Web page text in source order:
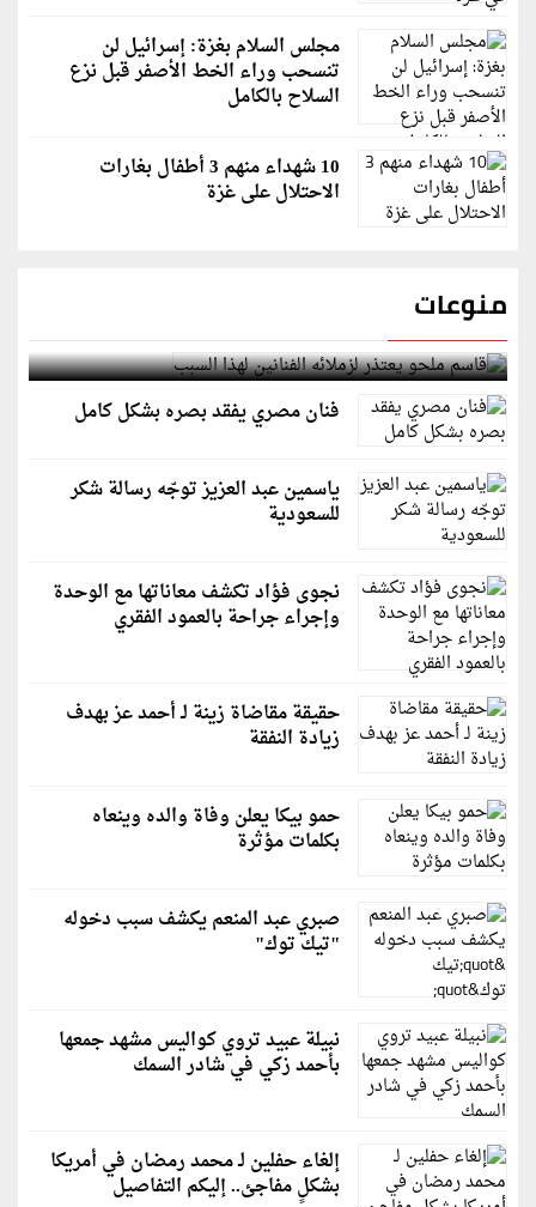
مجلس السلام بغزة: إسرائيل لن
تنسحب وراء الخط الأصفر قبل نزع
السلاح بالكامل
10 شهداء منهم 3 أطفال بغارات
الاحتلال على غزة
منوعات
قاسم ملحو يعتذر لزملائه الفنانين لهذا السبب
فنان مصري يفقد بصره بشكل كامل
ياسمين عبد العزيز توجّه رسالة شكر
للسعودية
نجوى فؤاد تكشف معاناتها مع الوحدة
وإجراء جراحة بالعمود الفقري
حقيقة مقاضاة زينة لـ أحمد عز بهدف
زيادة النفقة
حمو بيكا يعلن وفاة والده وينعاه
بكلمات مؤثرة
صبري عبد المنعم يكشف سبب دخوله
"تيك توك"
نبيلة عبيد تروي كواليس مشهد جمعها
بأحمد زكي في شادر السمك
إلغاء حفلين لـ محمد رمضان في أمريكا
بشكلٍ مفاجئ.. إليكم التفاصيل